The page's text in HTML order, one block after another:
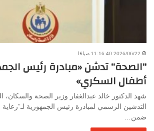
2026/06/22 11:16:40 صباحًا
“الصحة” تدشن «مبادرة رئيس
أطفال السكري»
شهد الدكتور خالد عبدالغفار وزير الصحة والسكان،
التدشين الرسمي لمبادرة رئيس الجمهورية
ضمن…